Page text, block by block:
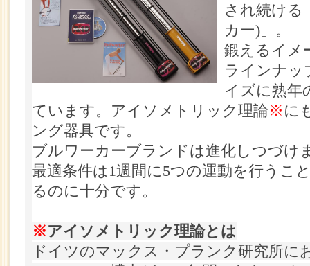
され続ける
カー)」。
鍛えるイメ
ラインナッ
イズに熟年
ています。アイソメトリック理論※ に
ング器具です。
ブルワーカーブランドは進化しつづけ
最適条件は1週間に5つの運動を行うこ
るのに十分です。
※アイソメトリック理論とは
ドイツのマックス・プランク研究所に